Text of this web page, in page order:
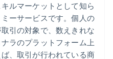
ルマーケットとして知ら
ーサービスです。個人の
引の対象で、数えきれな
ラのプラットフォーム上
、取引が行われている商